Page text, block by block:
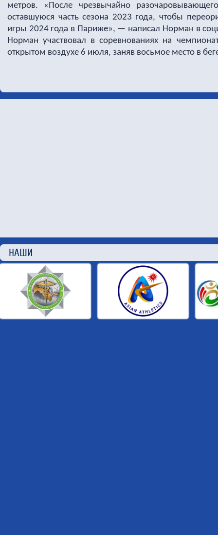
метров. «После чрезвычайно
оставшуюся часть сезона 2023 года, чтобы
игры 2024 года в Париже», — написал Норман в
Норман участвовал в соревнованиях на
открытом воздухе 6 июля, заняв восьмое место в
НАШИ